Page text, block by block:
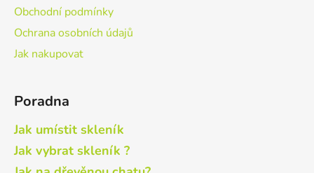
Obchodní podmínky
Ochrana osobních údajů
Jak nakupovat
Poradna
Jak umístit skleník
Jak vybrat skleník ?